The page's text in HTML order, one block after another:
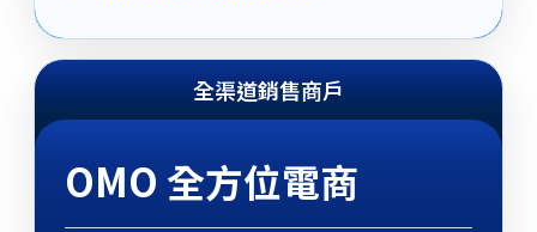
全渠道銷售商戶
OMO 全方位電商